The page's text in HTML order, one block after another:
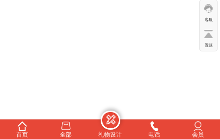
首页 全部 礼物设计 电话 会员
客服
置顶